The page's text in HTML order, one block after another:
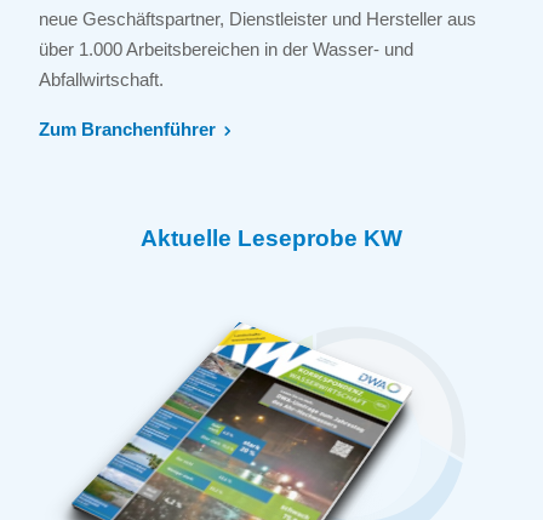
neue Geschäftspartner, Dienstleister und Hersteller aus
über 1.000 Arbeitsbereichen in der Wasser- und
Abfallwirtschaft.
Zum Branchenführer
Aktuelle Leseprobe KW